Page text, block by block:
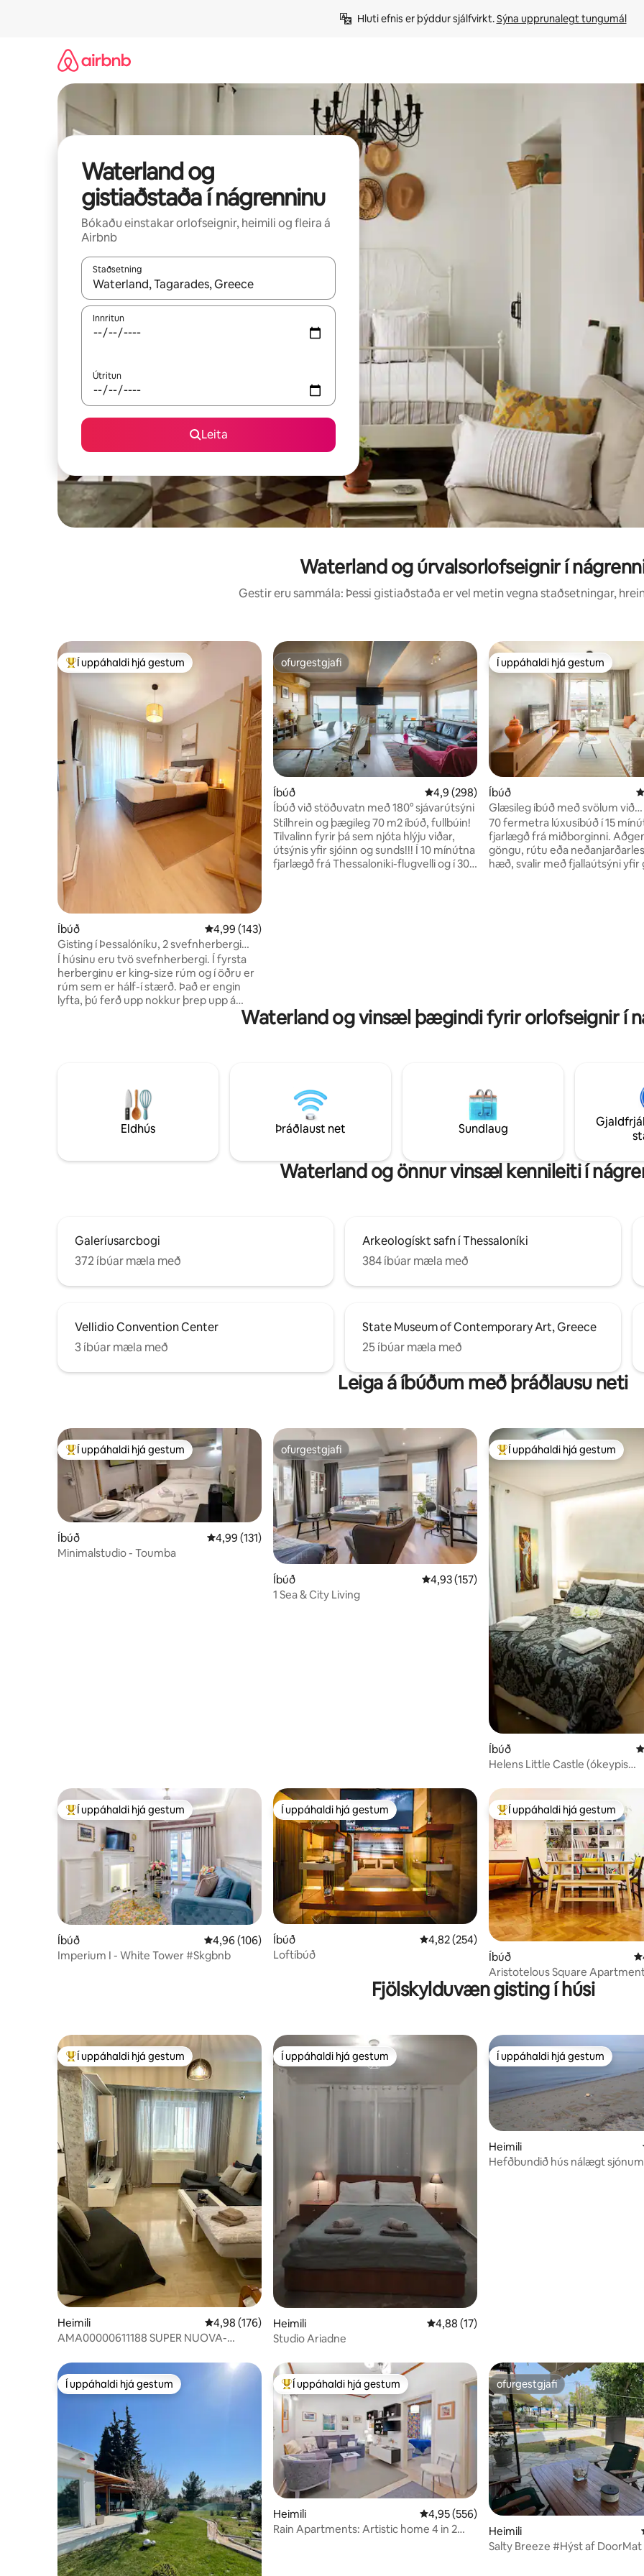
Hluti efnis er þýddur sjálfvirkt. Sýna upprunalegt tungumál
Waterland og
gistiaðstaða í nágrenninu
Bókaðu einstakar orlofseignir, heimili og fleira á
Airbnb
Staðsetning
Þegar niðurstöður liggja fyrir skaltu nota upp og niður örvalyklana eða skoða með því að snerta eða strjúka.
Innritun
Útritun
Leita
Waterland og úrvalsorlofseignir í
Gestir eru sammála: Þessi gistiaðstaða er vel metin vegna staðsetningar,
Í mestu uppáhaldi hjá gestum
Í uppáhaldi hjá gestum
Íbúð 4,99 af 5 í meðaleinkunn, 143 umsagnir
4,99 (143)
Gisting í Þessalóníku, 2 svefnherbergi
1Gbps internet
Í húsinu eru tvö svefnherbergi. Í fyrsta
herberginu er king-size rúm og í öðru er
rúm sem er hálf-í stærð. Það er engin
lyfta, þú ferð upp nokkur þrep upp á
nr. POL1187/2017 um skammtímaleigu á
skilríkjum þínum. Ef þú ert ekki grískur
ríkisborgari munum við biðja þig um
ljósmynd af skilríkjunum þínum
ofurgestgjafi
ofurgestgjafi
Íbúð 4,9 af 5 í meðaleinkunn, 298 umsagnir
4,9 (298)
Íbúð við stöðuvatn með 180° sjávarútsýni
Stílhrein og þægileg 70 m2 íbúð, fullbúin!
Tilvalinn fyrir þá sem njóta hlýju viðar,
útsýnis yfir sjóinn og sunds!!! Í 10 mínútna
fjarlægð frá Thessaloniki-flugvelli og í 30
Í uppáhaldi hjá gestum
Í uppáhaldi hjá gestum
Íbúð
Glæsileg íbúð með svölum við
sjávarsíðuna
70 fermetra lúxusíbúð í 15
fjarlægð frá miðborginni.
göngu, rútu eða
hæð, svalir með fjallaútsýni yfir
Waterland og vinsæl þægindi fyrir orlofseignir í
Eldhús Þráðlaust net Sundlaug
Waterland og önnur vinsæl kennileiti í
Galeríusarcbogi
372 íbúar mæla með
Arkeologískt safn í Thessaloníki
384 íbúar mæla með
Vellidio Convention Center
3 íbúar mæla með
State Museum of Contemporary Art, Greece
25 íbúar mæla með
Leiga á íbúðum með þráðlausu neti
Í mestu uppáhaldi hjá gestum
Í uppáhaldi hjá gestum
Íbúð 4,99 af 5 í meðaleinkunn, 131 umsagnir
4,99 (131)
Minimalstudio - Toumba
ofurgestgjafi
ofurgestgjafi
Íbúð 4,93 af 5 í meðaleinkunn, 157 umsagnir
4,93 (157)
1 Sea & City Living
Í mestu uppáhaldi hjá gestum
Í uppáhaldi hjá gestum
Íbúð
Helens Little Castle (ókeypis
Í mestu uppáhaldi hjá gestum
Í uppáhaldi hjá gestum
Íbúð 4,96 af 5 í meðaleinkunn, 106 umsagnir
4,96 (106)
Imperium I - White Tower #Skgbnb
Í uppáhaldi hjá gestum
Í uppáhaldi hjá gestum
Íbúð 4,82 af 5 í meðaleinkunn, 254 umsagnir
4,82 (254)
Loftíbúð
Í mestu uppáhaldi hjá gestum
Í uppáhaldi hjá gestum
Íbúð
Aristotelous Square
Fjölskylduvæn gisting í húsi
Í mestu uppáhaldi hjá gestum
Í uppáhaldi hjá gestum
Heimili 4,98 af 5 í meðaleinkunn, 176 umsagnir
4,98 (176)
AMA00000611188 SUPER NUOVA-
Í uppáhaldi hjá gestum
Í uppáhaldi hjá gestum
Heimili 4,88 af 5 í meðaleinkunn, 17 umsagnir
4,88 (17)
Studio Ariadne
Í uppáhaldi hjá gestum
Í uppáhaldi hjá gestum
Heimili
Hefðbundið hús nálægt sjónum
Í uppáhaldi hjá gestum
Í uppáhaldi hjá gestum Í mestu uppáhaldi hjá gestum
Í uppáhaldi hjá gestum
Heimili 4,95 af 5 í meðaleinkunn, 556 umsagnir
4,95 (556)
Rain Apartments: Artistic home 4 in 2
ofurgestgjafi
ofurgestgjafi
Heimili
Salty Breeze #Hýst af DoorMat